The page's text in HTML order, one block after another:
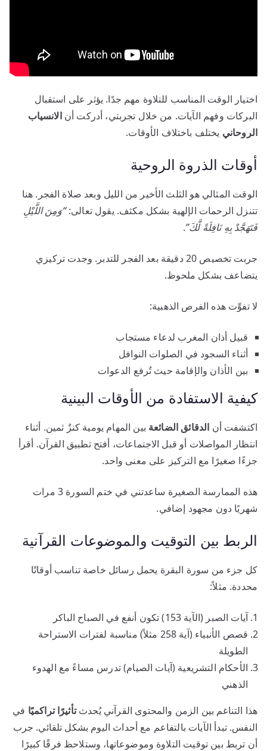
اختيار الوقت المناسب للتلاوة مهم جدًا. يؤثر على استقبال
البركات وفهم الآيات. من خلال تجربتي، أدركت أنالانسياب
الروحاني يختلف باختلاف الأوقات.
أوقات الذروة الروحية
الوقت المثالي هو الثلث الأخير من الليل وبعد صلاة الفجر. هنا
تتنزل الرحمات الإلهية بشكل مكثف. يقول تعالى:“وَمِنَ اللَّيْلِ
فَتَهَجَّدْ بِهِ نَافِلَةً لَّكَ”.
جربت تخصيص 20 دقيقة بعد الفجر للتدبر. وجدت تركيزي
يتضاعف بشكل ملحوظ.
لا تفوِّت هذه الفرص الذهبية:
قبيل أذان المغرب لدعاء مستجاب
أثناء السجود في الصلوات النوافل
بين الأذان والإقامة حيث تُرفع الدعوات
كيفية الاستفادة من الأوقات البينية
اكتشفت أن الدقائق الضائعة بين المهام يومية كنزٌ ثمين. أثناء
انتظار المواصلات أو قبل الاجتماعات، أفتح تطبيق القرآن. أقرأ
جزءًا صغيرًا مع التركيز على معنى واحد.
هذه الممارسة الصغيرة ساعدتني في ختم السورة 3 مرات
شهريًا دون مجهود إضافي.
الربط بين التوقيت والموضوعات القرآنية
كل جزء من سورة البقرة يحمل رسائل خاصة تناسب أوقاتًا
محددة. مثلاً:
آيات الصبر (الآية 153) تكون أنفع في الصباح الباكر
قصص الأنبياء (آية 258 مثلاً) مناسبة لفترات الاستراحة
الطويلة
الأحكام التشريعية (آيات الصيام) تدرس مساءً مع الهدوء
الذهني
هذا التناغم بين الزمن والمحتوى القرآني يُحدثتأثيرًا تراكميًا في
النفس. تبدأ الآيات بالتفاعم مع أحداث اليوم بشكل تلقائي. جرب
أن تربط بين توقيت التلاوة وموضوعاتها، وستلاحظ فرقًا كبيرًا